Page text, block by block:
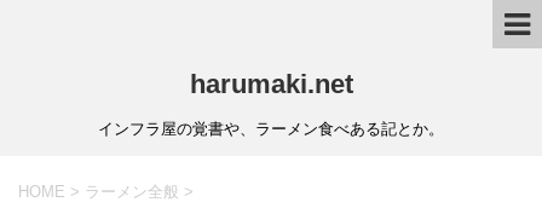
harumaki.net
インフラ屋の覚書や、ラーメン食べある記とか。
HOME > ラーメン全般 >